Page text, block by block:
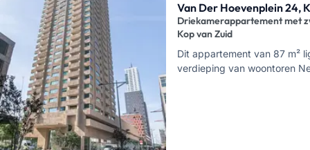
Van Der Hoevenplein 24,
Driekamerappartement met
Kop van Zuid
Dit appartement van 87 m²
verdieping van woontoren